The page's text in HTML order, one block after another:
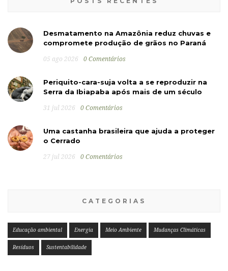
Desmatamento na Amazônia reduz chuvas e
compromete produção de grãos no Paraná
05 ago 2026 0 Comentários
Periquito-cara-suja volta a se reproduzir na
Serra da Ibiapaba após mais de um século
31 jul 2026 0 Comentários
Uma castanha brasileira que ajuda a proteger
o Cerrado
27 jul 2026 0 Comentários
CATEGORIAS
Educação ambiental Energia Meio Ambiente Mudanças Climáticas
Resíduos Sustentabilidade